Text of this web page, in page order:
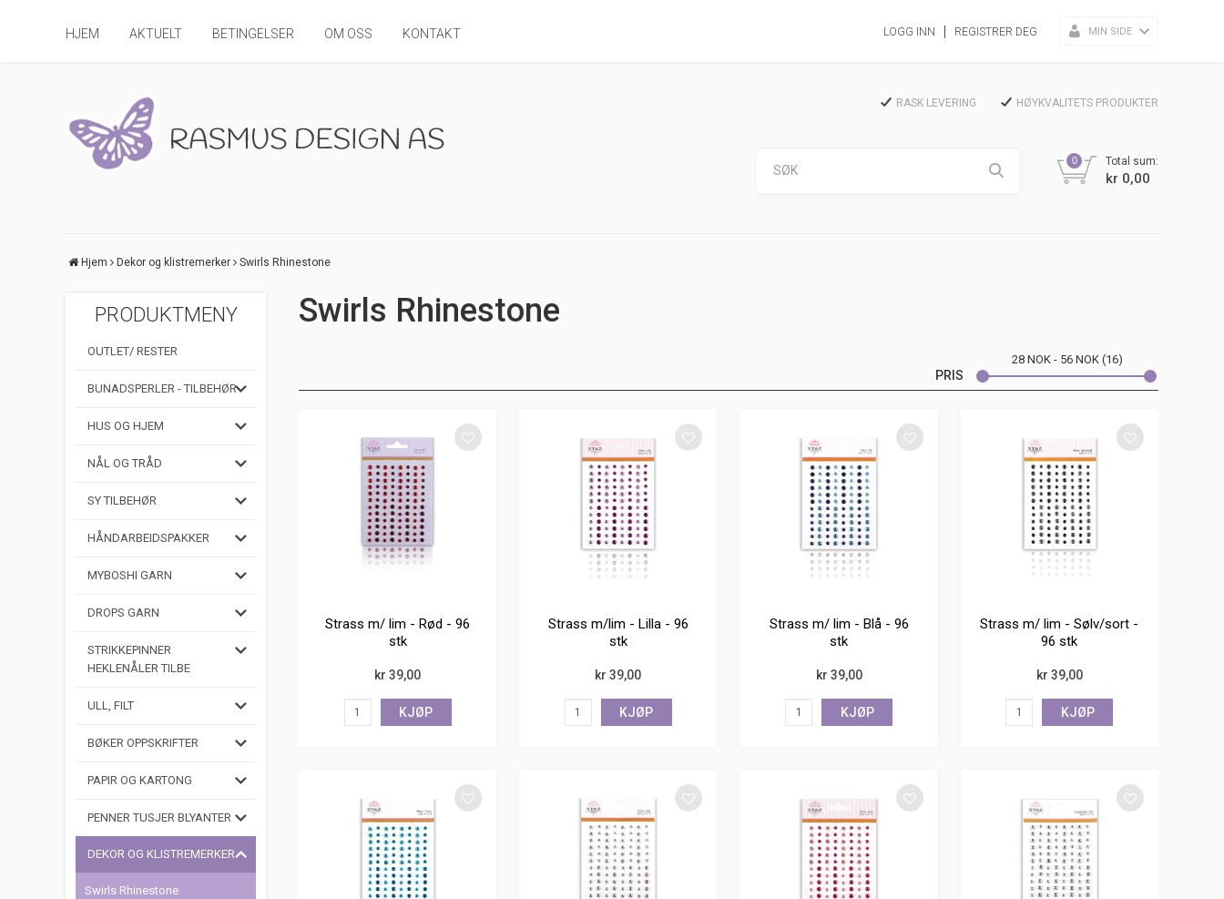
HJEM AKTUELT BETINGELSER OM OSS KONTAKT LOGG INN REGISTRER DEG MIN SIDE
RASK LEVERING HØYKVALITETS PRODUKTER
0 Total sum:
kr 0,00
Hjem Dekor og klistremerker Swirls Rhinestone
PRODUKTMENY
OUTLET/ RESTER
BUNADSPERLER - TILBEHØR
HUS OG HJEM
NÅL OG TRÅD
SY TILBEHØR
HÅNDARBEIDSPAKKER
MYBOSHI GARN
DROPS GARN
STRIKKEPINNER
HEKLENÅLER TILBE
ULL, FILT
BØKER OPPSKRIFTER
PAPIR OG KARTONG
PENNER TUSJER BLYANTER
DEKOR OG KLISTREMERKER
Swirls Rhinestone
Swirls Rhinestone
PRIS
28 NOK 56 NOK 16
Strass m/ lim - Rød - 96
stk
kr 39,00
KJØP
Strass m/lim - Lilla - 96
stk
kr 39,00
KJØP
Strass m/ lim - Blå - 96
stk
kr 39,00
KJØP
Strass m/ lim - Sølv/sort -
96 stk
kr 39,00
KJØP